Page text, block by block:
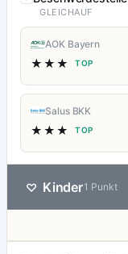
GLEICHAUF
AOK Bayern
★★★ TOP
Salus BKK
★★★ TOP
♡ Kinder1 Punkt